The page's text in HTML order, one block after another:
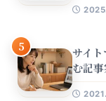
5
サイ
む記